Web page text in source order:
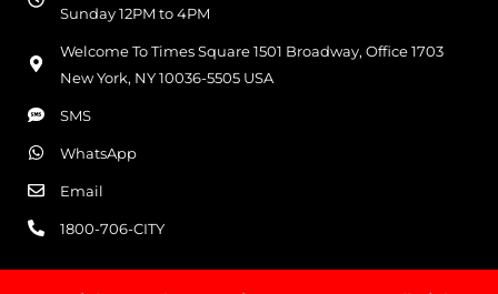
Sunday 12PM to 4PM
Welcome To Times Square 1501 Broadway, Office 1703
New York, NY 10036-5505 USA
SMS
WhatsApp
Email
1800-706-CITY